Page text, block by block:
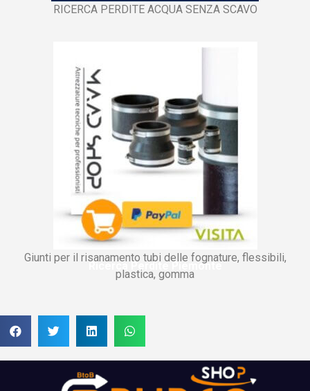
RICERCA PERDITE ACQUA SENZA SCAVO
Giunti per il risanamento tubi delle fognature, flessibili,
plastica, gomma
Ricerca Perdite Piemonte